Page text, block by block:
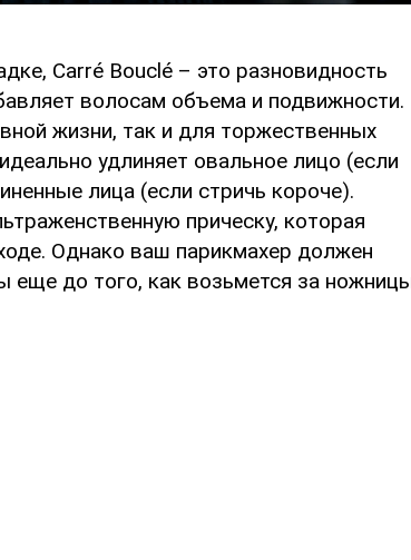
Carré Bouclé – это разновидность
волосам объема и подвижности.
жизни, так и для торжественных
удлиняет овальное лицо (если
лица (если стричь короче).
прическу, которая
Однако ваш парикмахер должен
еще до того, как возьмется за